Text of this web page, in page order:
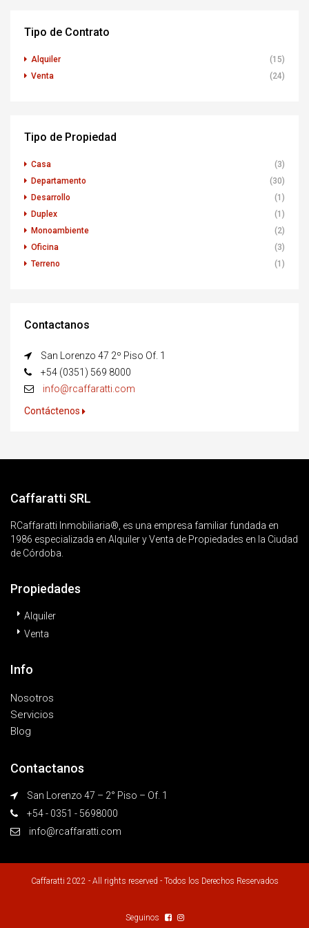
Tipo de Contrato
Alquiler
(15)
Venta
(24)
Tipo de Propiedad
Casa
(3)
Departamento
(30)
Desarrollo
(1)
Duplex
(1)
Monoambiente
(2)
Oficina
(3)
Terreno
(1)
Contactanos
San Lorenzo 47 2º Piso Of. 1
+54 (0351) 569 8000
info@rcaffaratti.com
Contáctenos
Caffaratti SRL
RCaffaratti Inmobiliaria®, es una empresa familiar fundada en
1986 especializada en Alquiler y Venta de Propiedades en la Ciudad
de Córdoba.
Propiedades
Alquiler
Venta
Info
Nosotros
Servicios
Blog
Contactanos
San Lorenzo 47 – 2° Piso – Of. 1
+54 - 0351 - 5698000
info@rcaffaratti.com
Caffaratti 2022 - All rights reserved - Todos los Derechos Reservados
Seguinos